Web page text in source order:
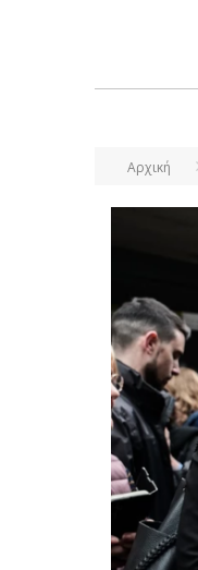
Αρχική